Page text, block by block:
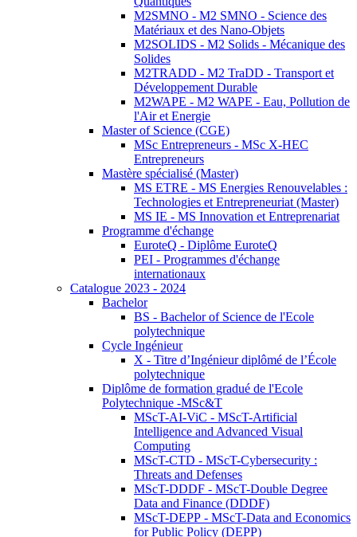
M2SMNO - M2 SMNO - Science des
Matériaux et des Nano-Objets
M2SOLIDS - M2 Solids - Mécanique des
Solides
M2TRADD - M2 TraDD - Transport et
Développement Durable
M2WAPE - M2 WAPE - Eau, Pollution de
l'Air et Energie
Master of Science (CGE)
MSc Entrepreneurs - MSc X-HEC
Entrepreneurs
Mastère spécialisé (Master)
MS ETRE - MS Energies Renouvelables :
Technologies et Entrepreneuriat (Master)
MS IE - MS Innovation et Entreprenariat
Programme d'échange
EuroteQ - Diplôme EuroteQ
PEI - Programmes d'échange
internationaux
Catalogue 2023 - 2024
Bachelor
BS - Bachelor of Science de l'Ecole
polytechnique
Cycle Ingénieur
X - Titre d’Ingénieur diplômé de l’École
polytechnique
Diplôme de formation gradué de l'Ecole
Polytechnique -MSc&T
MScT-AI-ViC - MScT-Artificial
Intelligence and Advanced Visual
Computing
MScT-CTD - MScT-Cybersecurity :
Threats and Defenses
MScT-DDDF - MScT-Double Degree
Data and Finance (DDDF)
MScT-DEPP - MScT-Data and Economics
for Public Policy (DEPP)